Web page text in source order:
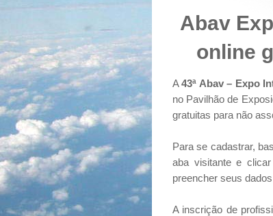
Abav
online
A43ª Abav – Expo
no Pavilhão de
gratuitas para não
Para se cadastrar,
aba visitante e
preencher seus
A inscrição de